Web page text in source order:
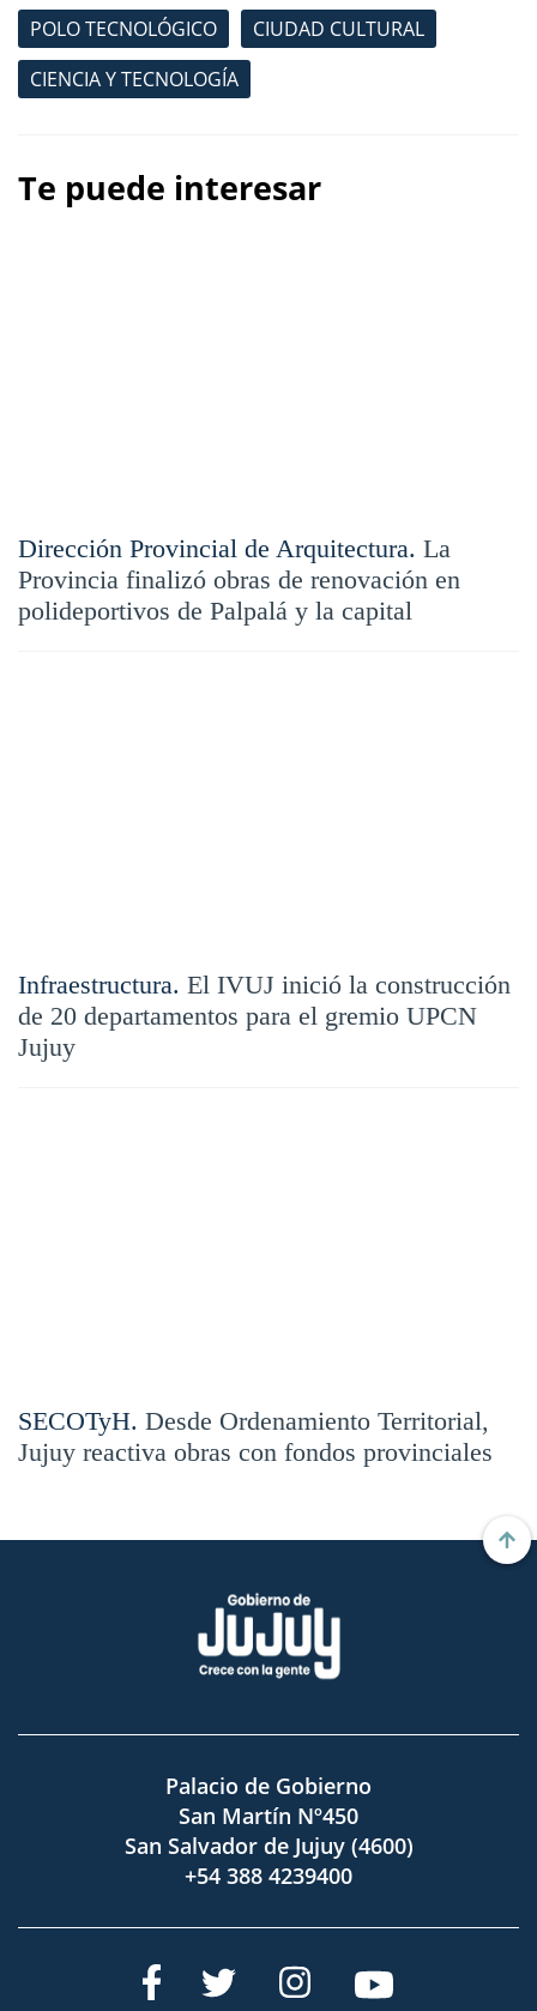
POLO TECNOLÓGICO
CIUDAD CULTURAL
CIENCIA Y TECNOLOGÍA
Te puede interesar
Dirección Provincial de Arquitectura. La
Provincia finalizó obras de renovación en
polideportivos de Palpalá y la capital
Infraestructura. El IVUJ inició la construcción
de 20 departamentos para el gremio UPCN
Jujuy
SECOTyH. Desde Ordenamiento Territorial,
Jujuy reactiva obras con fondos provinciales
Palacio de Gobierno
San Martín Nº450
San Salvador de Jujuy (4600)
+54 388 4239400